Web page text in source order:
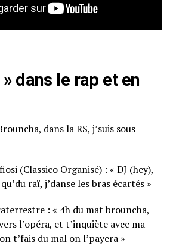
dans le rap et en
dans la RS, j’suis sous
(Classico Organisé) : « DJ (hey),
raï, j’danse les bras écartés »
: « 4h du mat brouncha,
l’opéra, et t’inquiète avec ma
t’fais du mal on l’payera »